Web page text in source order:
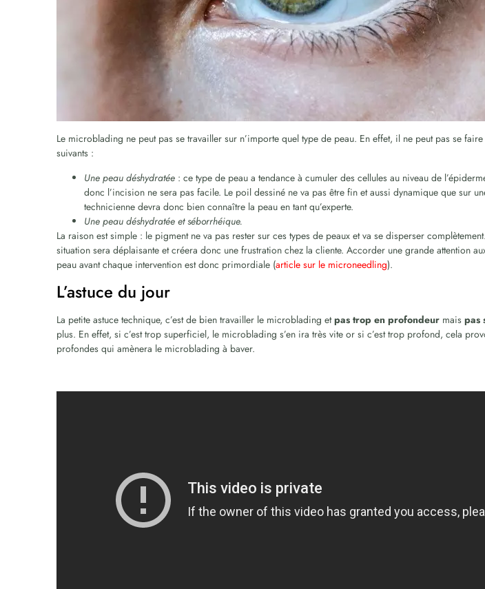
Le microblading ne peut pas se travailler sur n’importe quel type de peau. En effet, il ne peut pas se
suivants :
Une peau déshydratée : ce type de peau a tendance à cumuler des cellules au niveau de
donc l’incision ne sera pas facile. Le poil dessiné ne va pas être fin et aussi dynamique que sur
technicienne devra donc bien connaître la peau en tant qu’experte.
Une peau déshydratée et séborrhéique.
La raison est simple : le pigment ne va pas rester sur ces types de peaux et va se disperser
situation sera déplaisante et créera donc une frustration chez la cliente. Accorder une grande attention
peau avant chaque intervention est donc primordiale (article sur le microneedling).
L’astuce du jour
La petite astuce technique, c’est de bien travailler le microblading etpas trop en profondeur maispas
plus. En effet, si c’est trop superficiel, le microblading s’en ira très vite or si c’est trop profond, cela
profondes qui amènera le microblading à baver.